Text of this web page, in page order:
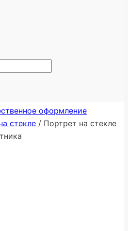
оформление
стекле / Портрет на стекле